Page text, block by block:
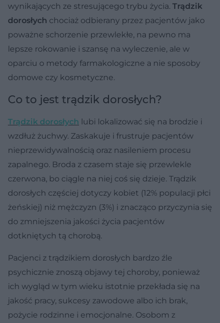
wynikających ze stresującego trybu życia. Trądzik
dorosłych chociaż odbierany przez pacjentów jako
poważne schorzenie przewlekłe, na pewno ma
lepsze rokowanie i szansę na wyleczenie, ale w
oparciu o metody farmakologiczne a nie sposoby
domowe czy kosmetyczne.
Co to jest trądzik dorosłych?
Trądzik dorosłych lubi lokalizować się na brodzie i
wzdłuż żuchwy. Zaskakuje i frustruje pacjentów
nieprzewidywalnością oraz nasileniem procesu
zapalnego. Broda z czasem staje się przewlekle
czerwona, bo ciągle na niej coś się dzieje. Trądzik
dorosłych częściej dotyczy kobiet (12% populacji płci
żeńskiej) niż mężczyzn (3%) i znacząco przyczynia się
do zmniejszenia jakości życia pacjentów
dotkniętych tą chorobą.
Pacjenci z trądzikiem dorosłych bardzo źle
psychicznie znoszą objawy tej choroby, ponieważ
ich wygląd w tym wieku istotnie przekłada się na
jakość pracy, sukcesy zawodowe albo ich brak,
pożycie rodzinne i emocjonalne. Osobom z